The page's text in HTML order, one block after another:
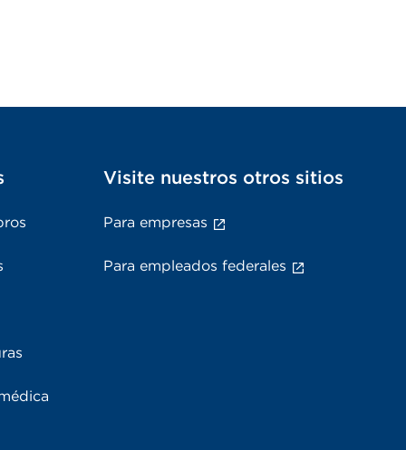
Visite nuestros otros sitios
Para empresas
Para empleados federales